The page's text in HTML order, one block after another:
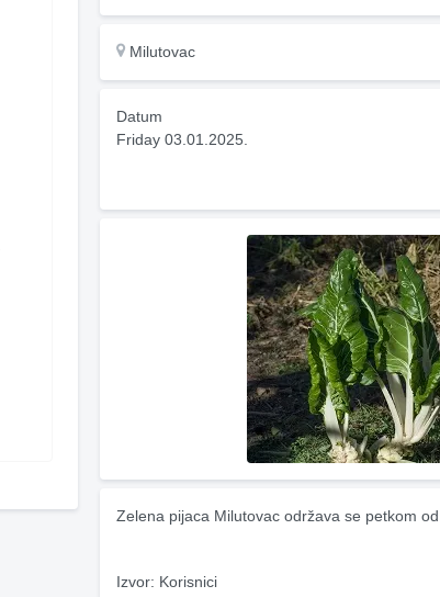
Milutovac
Datum
Friday 03.01.2025.
Zelena pijaca Milutovac održava se petkom od
Izvor: Korisnici